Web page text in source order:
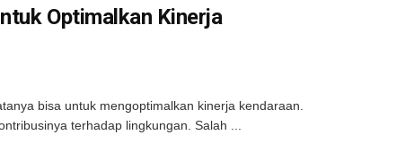
Optimalkan Kinerja
bisa untuk mengoptimalkan kinerja kendaraan.
terhadap lingkungan. Salah ...